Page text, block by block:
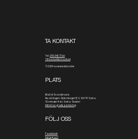
TA KONTAKT
Tel.
070-343 77 66
Till kontaktformuläret
© 2024 av www.blx.rocks
PLATS
Mall of Scandinavia
4:e våningen
Stjärntorget 13 C, 169 79 Solna
10 minuter från Solna Station
4 timmar gratis parkering
FÖLJ OSS
Facebook
Instagram